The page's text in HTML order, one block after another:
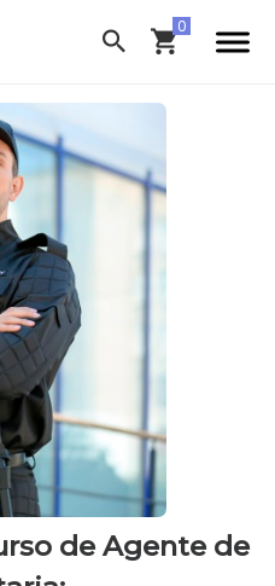
de Agente de